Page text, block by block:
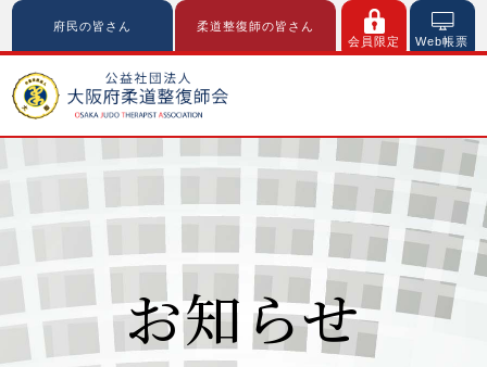
府民の皆さん
柔道整復師の皆さん
会員限定
Web帳票
お知らせ